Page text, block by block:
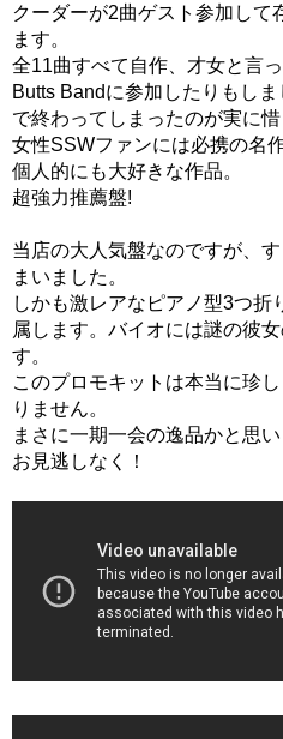
クーダーが2曲ゲスト参加して
ます。
全11曲すべて自作、才女と言
Butts Bandに参加したりもし
で終わってしまったのが実に惜
女性SSWファンには必携の名作
個人的にも大好きな作品。
超強力推薦盤!
当店の大人気盤なのですが、
まいました。
しかも激レアなピアノ型3つ折
属します。バイオには謎の彼
す。
このプロモキットは本当に珍
りません。
まさに一期一会の逸品かと思い
お見逃しなく！